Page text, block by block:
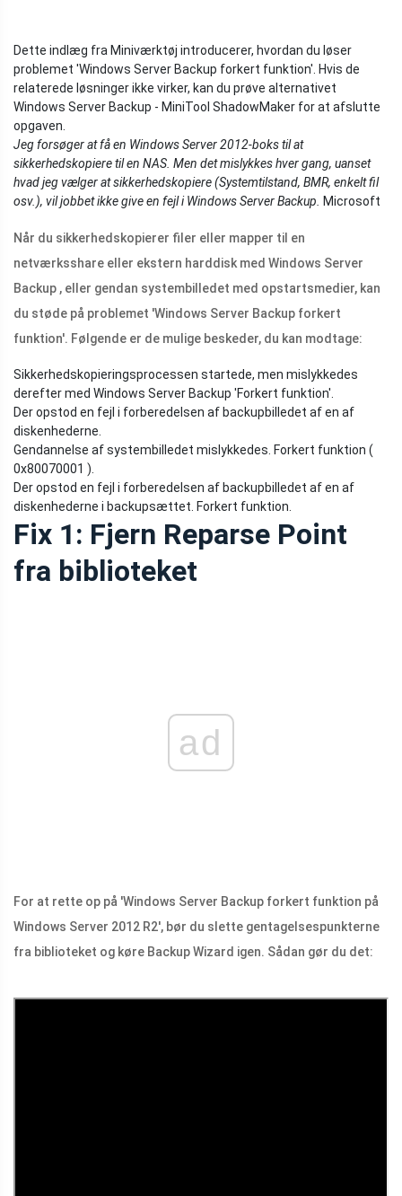
Dette indlæg fra Miniværktøj introducerer, hvordan du løser
problemet 'Windows Server Backup forkert funktion'. Hvis de
relaterede løsninger ikke virker, kan du prøve alternativet
Windows Server Backup - MiniTool ShadowMaker for at afslutte
opgaven.
Jeg forsøger at få en Windows Server 2012-boks til at
sikkerhedskopiere til en NAS. Men det mislykkes hver gang, uanset
hvad jeg vælger at sikkerhedskopiere (Systemtilstand, BMR, enkelt fil
osv.), vil jobbet ikke give en fejl i Windows Server Backup.
Microsoft
Når du sikkerhedskopierer filer eller mapper til en
netværksshare eller ekstern harddisk med Windows Server
Backup , eller gendan systembilledet med opstartsmedier, kan
du støde på problemet 'Windows Server Backup forkert
funktion'. Følgende er de mulige beskeder, du kan modtage:
Sikkerhedskopieringsprocessen startede, men mislykkedes
derefter med Windows Server Backup 'Forkert funktion'.
Der opstod en fejl i forberedelsen af ​​backupbilledet af en af ​​
diskenhederne.
Gendannelse af systembilledet mislykkedes. Forkert funktion (
0x80070001 ).
Der opstod en fejl i forberedelsen af ​​backupbilledet af en af ​​
diskenhederne i backupsættet. Forkert funktion.
Fix 1: Fjern Reparse Point
fra biblioteket
ad
For at rette op på 'Windows Server Backup forkert funktion på
Windows Server 2012 R2', bør du slette gentagelsespunkterne
fra biblioteket og køre Backup Wizard igen. Sådan gør du det: